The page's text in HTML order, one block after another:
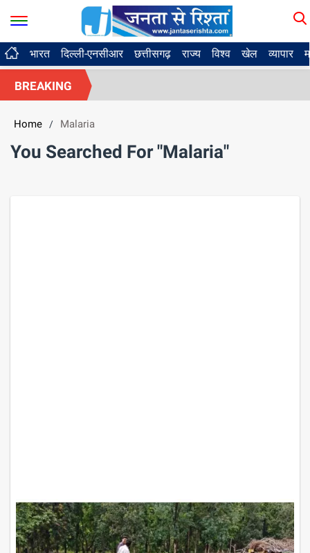
भारत दिल्ली-एनसीआर छत्तीसगढ़ राज्य विश्व खेल व्यापार
BREAKING
Home / Malaria
You Searched For "Malaria"